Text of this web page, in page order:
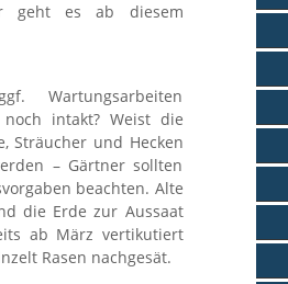
geht es ab diesem
Wartungsarbeiten
intakt? Weist die
Sträucher und Hecken
– Gärtner sollten
beachten. Alte
die Erde zur Aussaat
ab März vertikutiert
Rasen nachgesät.